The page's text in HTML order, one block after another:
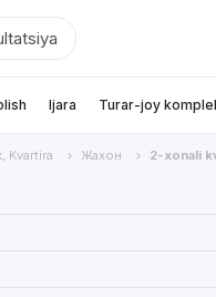
Ijara Turar-joy
Kvartira Жахон 2-xonali